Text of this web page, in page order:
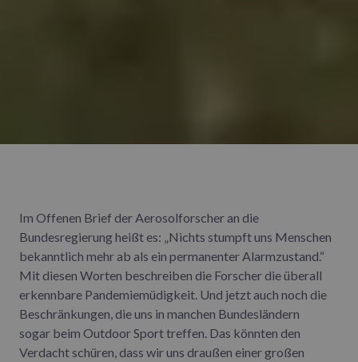
Im Offenen Brief der Aerosolforscher an die
Bundesregierung heißt es: „Nichts stumpft uns Menschen
bekanntlich mehr ab als ein permanenter Alarmzustand.“
Mit diesen Worten beschreiben die Forscher die überall
erkennbare Pandemiemüdigkeit. Und jetzt auch noch die
Beschränkungen, die uns in manchen Bundesländern
sogar beim Outdoor Sport treffen. Das könnten den
Verdacht schüren, dass wir uns draußen einer großen